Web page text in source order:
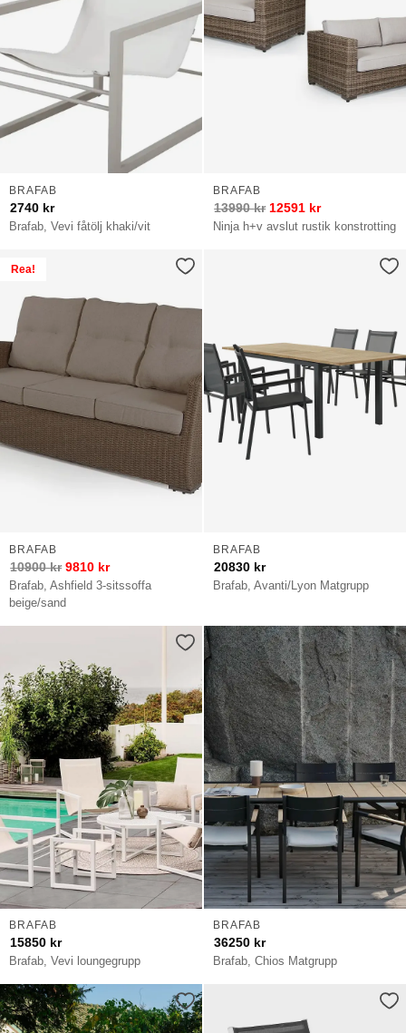
Brafab, Vevi fåtölj khaki/vit
BRAFAB
2740 kr
Ninja h+v avslut rustik konstrotting
BRAFAB
13990kr 12591 kr
Rea!
Brafab, Ashfield 3-sitssoffa
beige/sand
BRAFAB
10900kr 9810 kr
Brafab, Avanti/Lyon Matgrupp
BRAFAB
20830 kr
Brafab, Vevi loungegrupp
BRAFAB
15850 kr
Brafab, Chios Matgrupp
BRAFAB
36250 kr